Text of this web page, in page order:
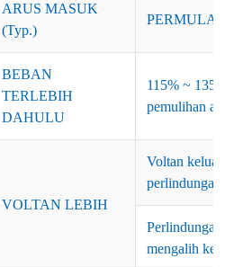
ARUS MASUK
(Typ.)
BEBAN
TERLEBIH
DAHULU
115% ~ 135%
pemulihan
VOLTAN LEBIH
Voltan
perlindungan
Perlindungan:
mengalih